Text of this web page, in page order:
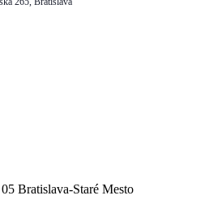
Bratislava-Staré Mesto